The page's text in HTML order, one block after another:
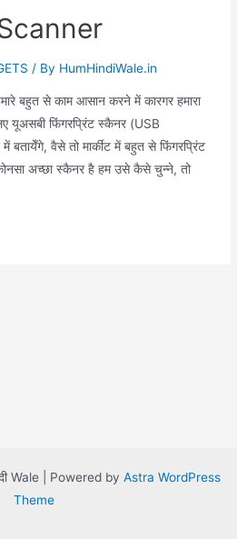
/ By HumHindiWale.in
बहुत से काम आसान करने में कारगर हमारा
यूअसबी फिंगरप्रिंट स्कैनर (USB
वैसे तो मार्कीट में बहुत से फिंगरप्रिंट
अच्छा स्कैनर है हम उसे कैसे चुन्ने, तो
Wale | Powered by Astra WordPress
Theme